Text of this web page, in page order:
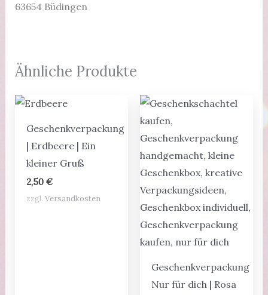
63654 Büdingen
Ähnliche Produkte
Geschenkverpackung
| Erdbeere | Ein
kleiner Gruß
2,50 €
zzgl. Versandkosten
Geschenkverpackung
Nur für dich | Rosa